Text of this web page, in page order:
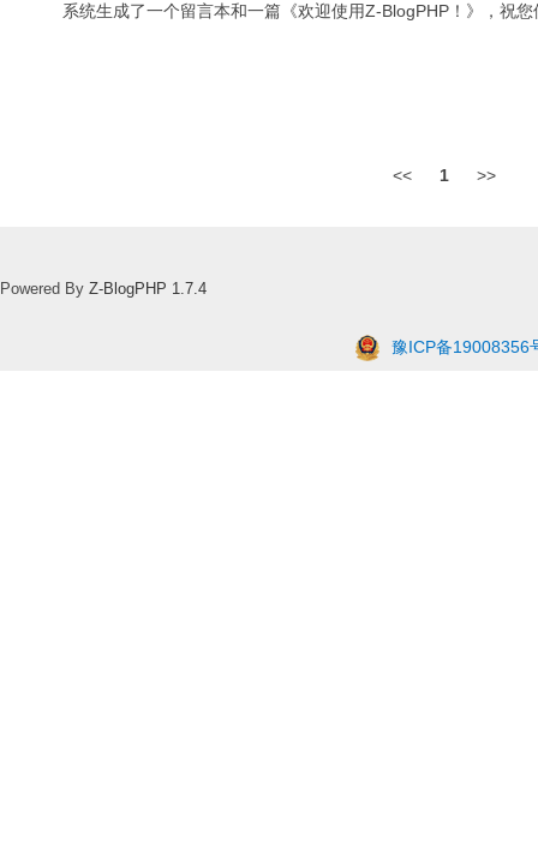
系统生成了一个留言本和一篇《欢迎使用Z-BlogPHP！》，祝
<< 1 >>
Powered By Z-BlogPHP 1.7.4
豫ICP备19008356